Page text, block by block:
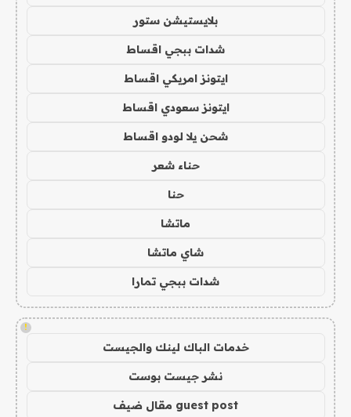
بلايستيشن ستور
شدات ببجي اقساط
ايتونز امريكي اقساط
ايتونز سعودي اقساط
شحن يلا لودو اقساط
حناء شعر
حنا
ماتشا
شاي ماتشا
شدات ببجي تمارا
!
خدمات الباك لينك والجيست
نشر جيست بوست
guest post مقال ضيف